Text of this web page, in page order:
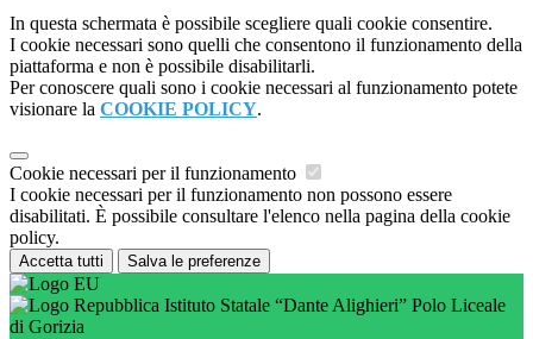
In questa schermata è possibile scegliere quali cookie consentire.
I cookie necessari sono quelli che consentono il funzionamento della
piattaforma e non è possibile disabilitarli.
Per conoscere quali sono i cookie necessari al funzionamento potete
visionare la COOKIE POLICY.
Cookie necessari per il funzionamento
I cookie necessari per il funzionamento non possono essere
disabilitati. È possibile consultare l'elenco nella pagina della cookie
policy.
Accetta tutti Salva le preferenze
Istituto Statale “Dante Alighieri” Polo Liceale
di Gorizia